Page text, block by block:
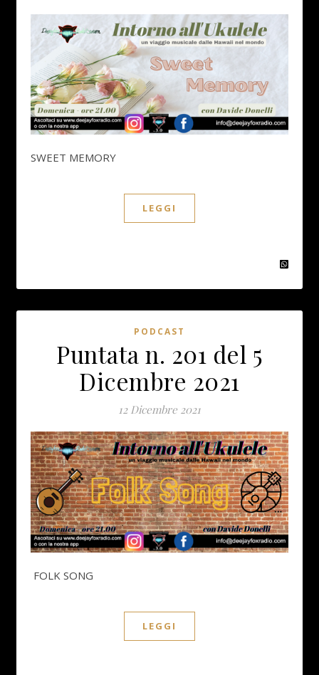
SWEET MEMORY
LEGGI
PODCAST
Puntata n. 201 del 5
Dicembre 2021
12 Dicembre 2021
FOLK SONG
LEGGI